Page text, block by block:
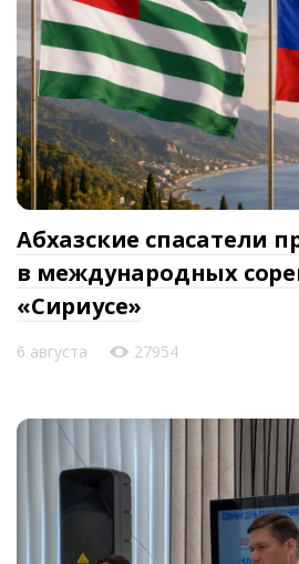
Абхазские спасатели
в международных
«Сириусе»
6 августа 27954